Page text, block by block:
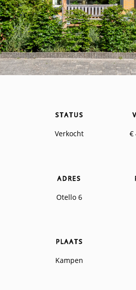
STATUS
Verkocht €
ADRES
Otello 6
PLAATS
Kampen